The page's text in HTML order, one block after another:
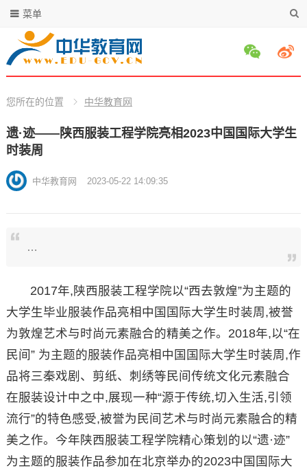
菜单
您所在的位置 中华教育网
遗·迹——陕西服装工程学院亮相2023中国国际大学生
时装周
中华教育网 2023-05-22 14:09:35
…
2017年,陕西服装工程学院以“西去敦煌”为主题的
大学生毕业服装作品亮相中国国际大学生时装周,被誉
为敦煌艺术与时尚元素融合的精美之作。2018年,以“在
民间” 为主题的服装作品亮相中国国际大学生时装周,作
品将三秦戏剧、剪纸、刺绣等民间传统文化元素融合
在服装设计中之中,展现一种“源于传统,切入生活,引领
流行”的特色感受,被誉为民间艺术与时尚元素融合的精
美之作。今年陕西服装工程学院精心策划的以“遗·迹”
为主题的服装作品参加在北京举办的2023中国国际大